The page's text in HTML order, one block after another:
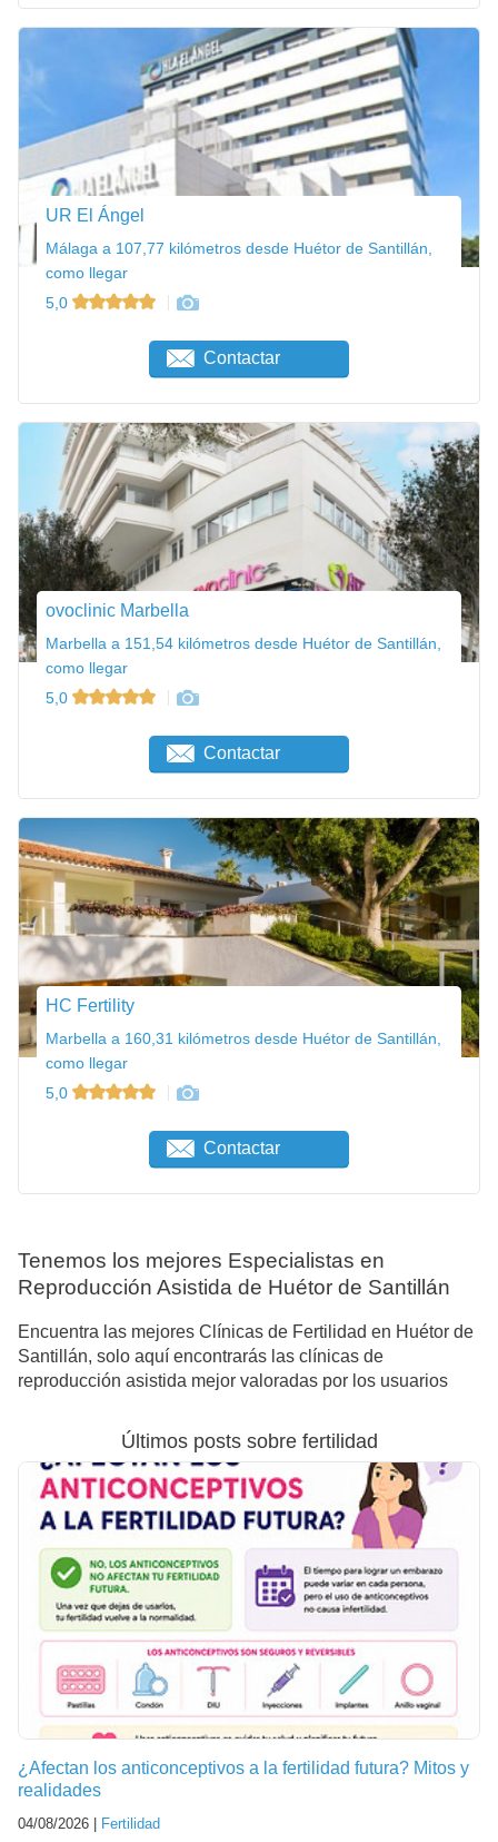
UR El Ángel
Málaga a 107,77 kilómetros desde Huétor de Santillán,
como llegar
5,0
Contactar
ovoclinic Marbella
Marbella a 151,54 kilómetros desde Huétor de Santillán,
como llegar
5,0
Contactar
HC Fertility
Marbella a 160,31 kilómetros desde Huétor de Santillán,
como llegar
5,0
Contactar
Tenemos los mejores Especialistas en
Reproducción Asistida de Huétor de Santillán
Encuentra las mejores Clínicas de Fertilidad en Huétor de
Santillán, solo aquí encontrarás las clínicas de
reproducción asistida mejor valoradas por los usuarios
Últimos posts sobre fertilidad
¿Afectan los anticonceptivos a la fertilidad futura? Mitos y
realidades
04/08/2026 | Fertilidad